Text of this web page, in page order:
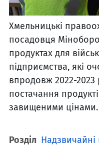
Хмельницькі
посадовця
продуктах для
підприємства, які
впродовж 2022-2023
постачання
завищеними цінами.
Розділ Надзвичайні